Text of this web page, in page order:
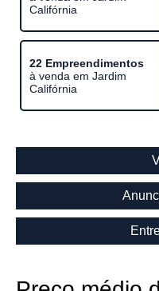
Califórnia
22 Empreendimentos
à venda em Jardim
Califórnia